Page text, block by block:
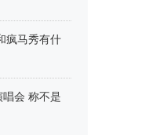
疯马秀有什
唱会 称不是